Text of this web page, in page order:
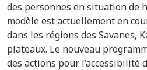
des personnes en situation de
modèle est actuellement en
dans les régions des Savanes,
plateaux. Le nouveau
des actions pour l’accessibilité